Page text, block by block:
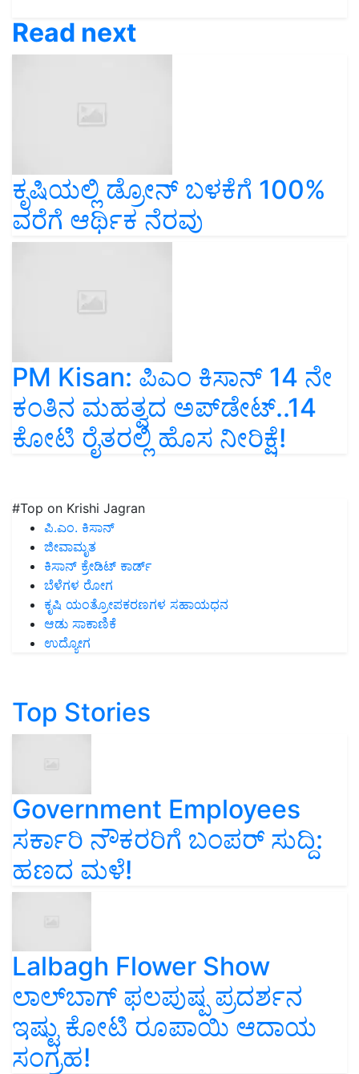
Read next
ಕೃಷಿಯಲ್ಲಿ ಡ್ರೋನ್‌ ಬಳಕೆಗೆ 100%
ವರೆಗೆ ಆರ್ಥಿಕ ನೆರವು
PM Kisan: ಪಿಎಂ ಕಿಸಾನ್ 14 ನೇ
ಕಂತಿನ ಮಹತ್ವದ ಅಪ್‌ಡೇಟ್‌..14
ಕೋಟಿ ರೈತರಲ್ಲಿ ಹೊಸ ನೀರಿಕ್ಷೆ!
#Top on Krishi Jagran
ಪಿ.ಎಂ. ಕಿಸಾನ್
ಜೀವಾಮೃತ
ಕಿಸಾನ್ ಕ್ರೇಡಿಟ್ ಕಾರ್ಡ್
ಬೆಳೆಗಳ ರೋಗ
ಕೃಷಿ ಯಂತ್ರೋಪಕರಣಗಳ ಸಹಾಯಧನ
ಆಡು ಸಾಕಾಣಿಕೆ
ಉದ್ಯೋಗ
Top Stories
Government Employees
ಸರ್ಕಾರಿ ನೌಕರರಿಗೆ ಬಂಪರ್‌ ಸುದ್ದಿ:
ಹಣದ ಮಳೆ!
Lalbagh Flower Show
ಲಾಲ್‌ಬಾಗ್ ಫಲಪುಷ್ಪ ಪ್ರದರ್ಶನ
ಇಷ್ಟು ಕೋಟಿ ರೂಪಾಯಿ ಆದಾಯ
ಸಂಗ್ರಹ!